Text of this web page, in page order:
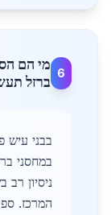
6
מי הם
ברזל
בבני עיש
במחסני
ניסיון רב
המרכז.